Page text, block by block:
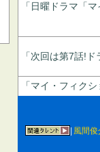
「日曜ドラマ「
「次回は第7話!
「マイ・フィク
風間俊